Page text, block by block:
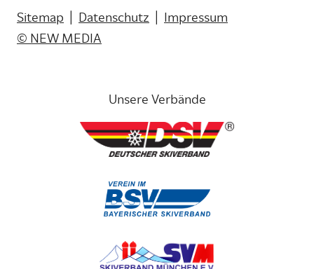
Sitemap Datenschutz
Impressum
© NEW MEDIA
Unsere Verbände